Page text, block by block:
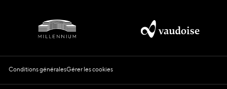
Conditions généralesGérer les cookies